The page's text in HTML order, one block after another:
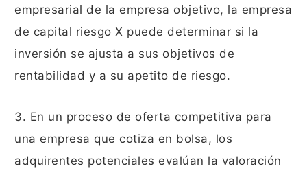
empresarial de la empresa objetivo, la empresa
de capital riesgo X puede determinar si la
inversión se ajusta a sus objetivos de
rentabilidad y a su apetito de riesgo.
3. En un proceso de oferta competitiva para
una empresa que cotiza en bolsa, los
adquirentes potenciales evalúan la valoración